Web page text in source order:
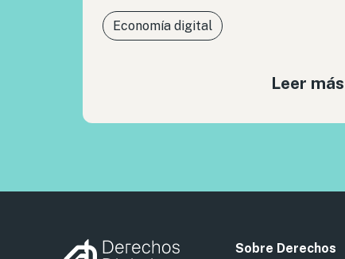
Economía digital
Leer más
Sobre Derechos